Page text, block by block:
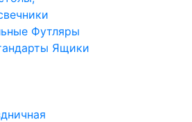
Футляры
Ящики